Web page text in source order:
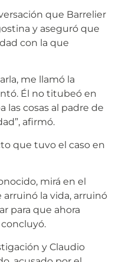
que Barrelier
y aseguró que
con la que
me llamó la
Él no titubeó en
cosas al padre de
afirmó.
que tuvo el caso en
mirá en el
la vida, arruinó
para que ahora
y Claudio